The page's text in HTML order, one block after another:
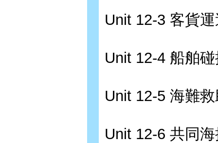
Unit 12-3 客貨
Unit 12-4 船舶
Unit 12-5 海難
Unit 12-6 共同